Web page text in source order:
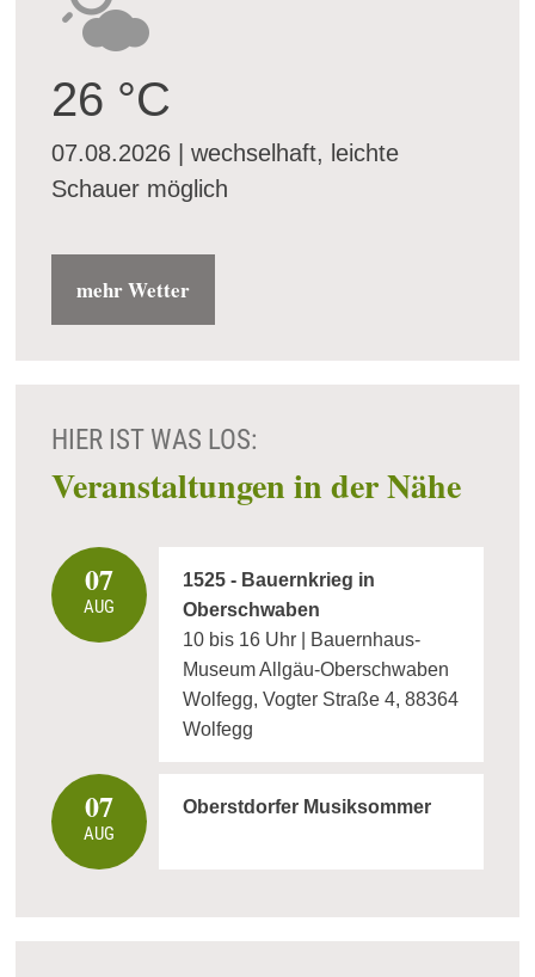
26 °C
07.08.2026 | wechselhaft, leichte
Schauer möglich
mehr Wetter
HIER IST WAS LOS:
Veranstaltungen in der Nähe
07
AUG
1525 - Bauernkrieg in
Oberschwaben
10 bis 16 Uhr | Bauernhaus-
Museum Allgäu-Oberschwaben
Wolfegg, Vogter Straße 4, 88364
Wolfegg
07
AUG
Oberstdorfer Musiksommer